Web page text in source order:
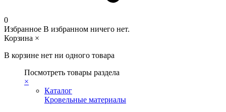
0
Избранное В избранном ничего нет.
Корзина ×
В корзине нет ни одного товара
Посмотреть товары раздела
×
Каталог
Кровельные материалы